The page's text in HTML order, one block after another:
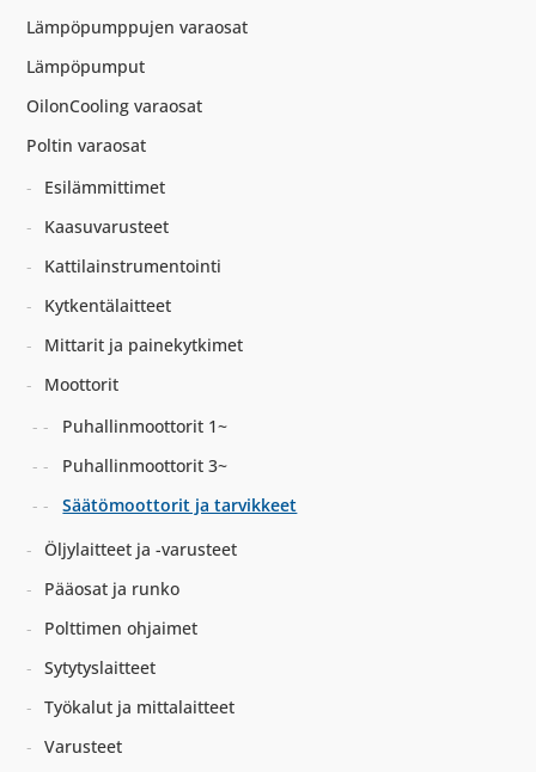
Lämpöpumppujen varaosat
Lämpöpumput
OilonCooling varaosat
Poltin varaosat
Esilämmittimet
Kaasuvarusteet
Kattilainstrumentointi
Kytkentälaitteet
Mittarit ja painekytkimet
Moottorit
Puhallinmoottorit 1~
Puhallinmoottorit 3~
Säätömoottorit ja tarvikkeet
Öljylaitteet ja -varusteet
Pääosat ja runko
Polttimen ohjaimet
Sytytyslaitteet
Työkalut ja mittalaitteet
Varusteet